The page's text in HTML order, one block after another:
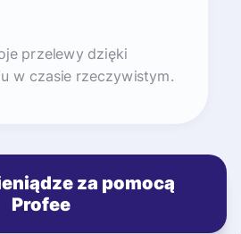
przelewy dzięki
w czasie rzeczywistym.
za pomocą
Profee